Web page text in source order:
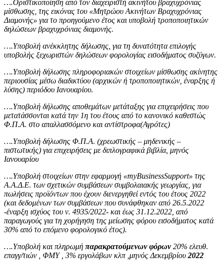
….Οριστικοποίηση από τον διαχειριστή ακινήτου βραχυχρόνιας
μίσθωσης, της εικόνας του «Μητρώου Ακινήτων Βραχυχρόνιας
Διαμονής» για το προηγούμενο έτος και υποβολή τροποποιητικών
δηλώσεων βραχυχρόνιας διαμονής.
….Υποβολή ανέκκλητης δήλωσης, για τη δυνατότητα επιλογής
υποβολής ξεχωριστών δηλώσεων φορολογίας εισοδήματος συζύγων.
….Υποβολή δήλωσης πληροφοριακών στοιχείων μίσθωσης ακίνητης
περιουσίας μέσω διαδικτύου (αρχικών ή τροποποιητικών, έναρξης ή
λύσης) περιόδου Ιανουαρίου.
….Υποβολή δήλωσης αποθεμάτων μετάταξης για επιχειρήσεις που
μετατάσσονται κατά την 1η του έτους από το κανονικό καθεστώς
Φ.Π.Α. στο απαλλασσόμενο και αντίστροφα(Αγρότες)
….Υποβολή δήλωσης Φ.Π.Α. (χρεωστικής – μηδενικής –
πιστωτικής) για επιχειρήσεις με διπλογραφικά βιβλία, μηνός
Ιανουαρίου
….Υποβολή στοιχείων στην εφαρμογή «myBusinessSupport» της
Α.Α.Δ.Ε. των σχετικών συμβάσεων συμβολαιακής γεωργίας, για
πωλήσεις προϊόντων που έχουν διενεργηθεί εντός του έτους 2022
(και δεδομένων των συμβάσεων που συνάφθηκαν από 26.5.2022
-έναρξη ισχύος του ν. 4935/2022- και έως 31.12.2022, από
παραγωγούς για τη χορήγηση της μείωσης φόρου εισοδήματος κατά
30% από το επόμενο φορολογικό έτος).
….Υποβολή και πληρωμή παρακρατούμενων φόρων20% ελευθ.
επαγγ/τιών , ΦΜΥ , 3% εργολάβων κλπ ,μηνός Δεκεμβρίου 2022